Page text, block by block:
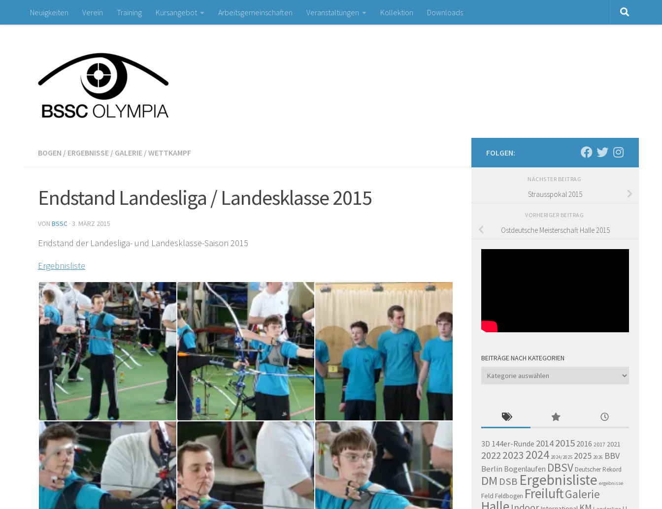
Zum Inhalt springen
Neuigkeiten Verein Training Kursangebot Arbeitsgemeinschaften Veranstaltungen Kollektion Downloads
BOGEN / ERGEBNISSE / GALERIE / WETTKAMPF
Endstand Landesliga / Landesklasse 2015
VON BSSC · 3. MÄRZ 2015
Endstand der Landesliga- und Landesklasse-Saison 2015
Ergebnisliste
LL/LK 2015 LL/LK 2015
FOLGEN:
NÄCHSTER BEITRAG
Strausspokal 2015
VORHERIGER BEITRAG
Ostdeutsche Meisterschaft Halle 2015
BEITRÄGE NACH KATEGORIEN
Beiträge
3D 144er-Runde 20142015 2016 2017 2021
20222023 2024 2024/2025 2025 2026 BBV
Berlin Bogenlaufen DBSV Deutscher Rekord
DM DSB Ergebnisliste ergebnisse
Feld Feldbogen FreiluftGalerie